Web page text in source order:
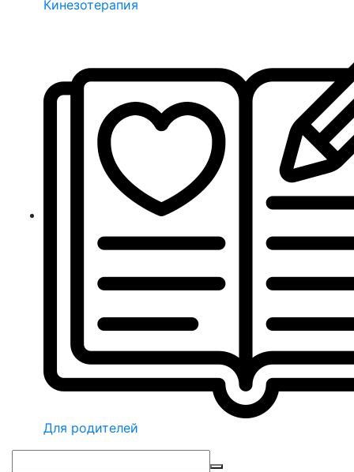
Кинезотерапия
Для родителей